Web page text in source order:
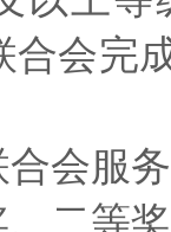
合会完
合会服
二等